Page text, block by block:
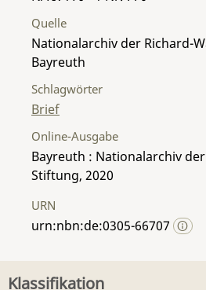
Quelle
Nationalarchiv der Richard-
Bayreuth
Schlagwörter
Brief
Online-Ausgabe
Bayreuth : Nationalarchiv
Stiftung, 2020
URN
urn:nbn:de:0305-66707
Klassifikation